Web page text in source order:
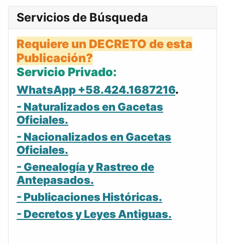
Servicios de Búsqueda
Requiere un DECRETO de esta
Publicación?
Servicio Privado:
WhatsApp +58.424.1687216.
- Naturalizados en Gacetas
Oficiales.
- Nacionalizados en Gacetas
Oficiales.
- Genealogía y Rastreo de
Antepasados.
- Publicaciones Históricas.
- Decretos y Leyes Antiguas.